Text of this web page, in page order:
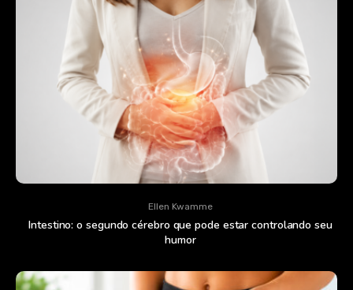
Ellen Kwamme
Intestino: o segundo cérebro que pode estar controlando seu
humor